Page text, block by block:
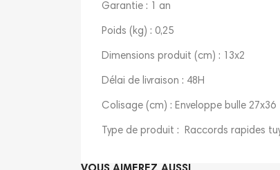
Garantie : 1 an
Poids (kg) : 0,25
Dimensions produit (cm) : 13x2
Délai de livraison : 48H
Colisage (cm) : Enveloppe bulle 27x36
Type de produit : Raccords rapides